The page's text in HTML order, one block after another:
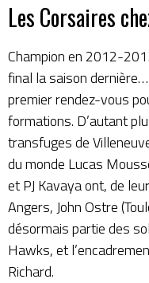
Les Corsaires
Champion en 2012-
final la saison
premier rendez-vous
formations. D’autant
transfuges de
du monde Lucas
et PJ Kavaya ont, de
Angers, John Ostre
désormais partie des
Hawks, et
Richard.